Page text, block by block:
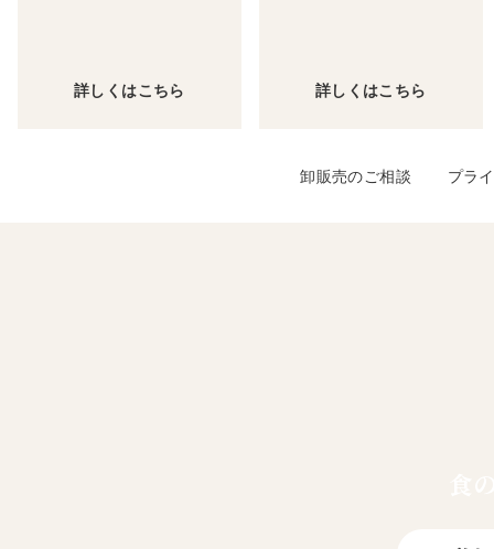
詳しくはこちら 詳しくはこちら
卸販売のご相談 プラ